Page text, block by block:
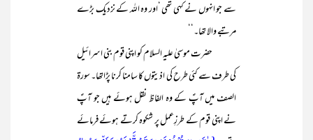
سے جو انہوں نے کہی تھی ‘اور وہ اللہ کے نزدیک بڑے
مرتبے والا تھا۔‘‘
حضرت موسیٰ علیہ السلام کو اپنی قوم بنی اسرائیل
کی طرف سے کئی طرح کی اذیتوں کا سامنا کرنا پڑاتھا۔ سورۃ
الصف میں آپؑ کے وہ الفاظ نقل ہوئے ہیں جو آپؑ
نے اپنی قوم کے طرزِعمل پر شکوہ کرتے ہوئے فرمائے